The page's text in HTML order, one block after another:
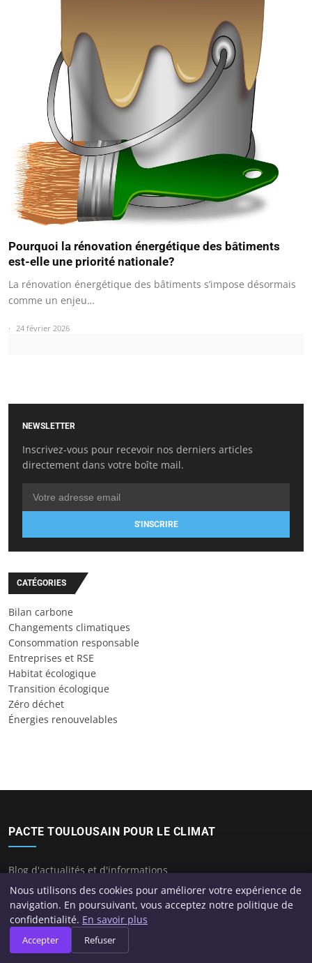
Pourquoi la rénovation énergétique des bâtiments
est-elle une priorité nationale?
La rénovation énergétique des bâtiments s’impose désormais
comme un enjeu…
24 février 2026
NEWSLETTER
Inscrivez-vous pour recevoir nos derniers articles
directement dans votre boîte mail.
S'INSCRIRE
CATÉGORIES
Bilan carbone
Changements climatiques
Consommation responsable
Entreprises et RSE
Habitat écologique
Transition écologique
Zéro déchet
Énergies renouvelables
PACTE TOULOUSAIN POUR LE CLIMAT
Blog d'actualités et d'informations
CATÉGORIES
Nous utilisons des cookies pour améliorer votre expérience de
navigation. En poursuivant, vous acceptez notre politique de
confidentialité. En savoir plus
Accepter Refuser